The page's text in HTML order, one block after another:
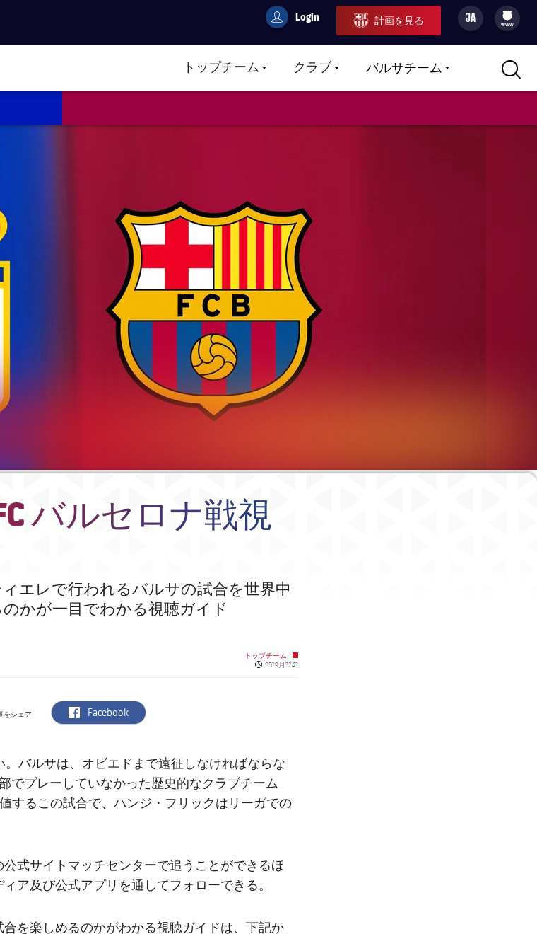
userCulers
Login 計画を見る JA
filled-badge
www
トップチームLABEL.ARIA.CARETDOWN
クラブLABEL.ARIA.CARETDOWN
バルサチームLABEL.ARIA.CARETDOWN
バルセロナ戦視
エレで行われるバルサの試合を世界中
かが一目でわかる視聴ガイド
トップチーム
Published news
25?9月?24?
をシェア label.aria.facebook
Facebook
。バルサは、オビエドまで遠征しなければならな
でプレーしていなかった歴史的なクラブチーム
するこの試合で、ハンジ・フリックはリーガでの
式サイトマッチセンターで追うことができるほ
ア及び公式アプリを通してフォローできる。
を楽しめるのかがわかる視聴ガイドは、下記か